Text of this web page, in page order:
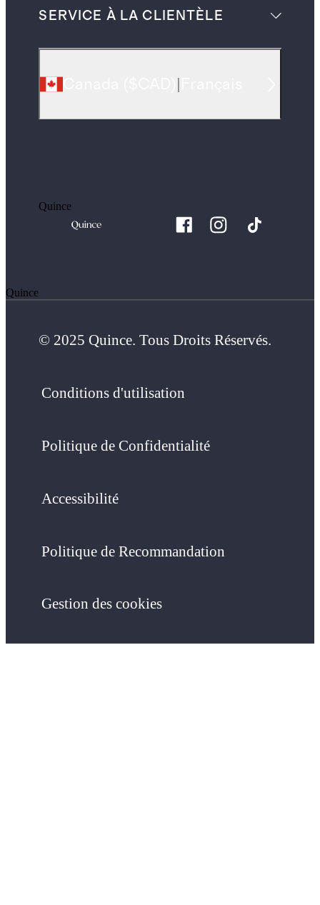
SERVICE À LA CLIENTÈLE
Quince
Quince
© 2025 Quince. Tous Droits Réservés.
Conditions d'utilisation
Politique de Confidentialité
Accessibilité
Politique de Recommandation
Gestion des cookies